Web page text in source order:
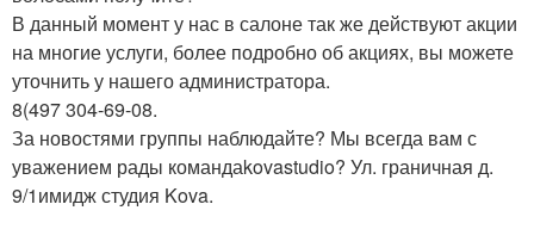
В данный момент у нас в салоне так же действуют акции
на многие услуги, более подробно об акциях, вы можете
уточнить у нашего администратора.
8(497 304-69-08.
За новостями группы наблюдайте? Мы всегда вам с
уважением рады командаkovastudio? Ул. граничная д.
9/1имидж студия Kova.